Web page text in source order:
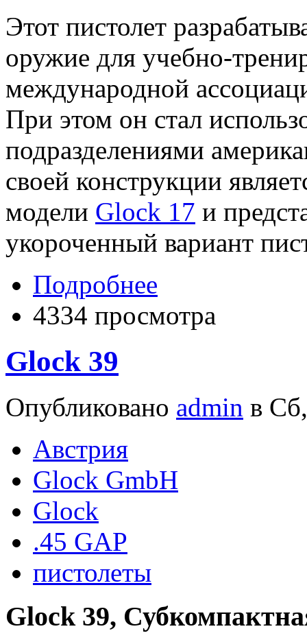
Этот пистолет
оружие для учебно-
международной
При этом он стал
подразделениями
своей конструкции
модели Glock 17 и
укороченный вариант
Подробнее
4334 просмотра
Glock 39
Опубликовано admin в
Австрия
Glock GmbH
Glock
.45 GAP
пистолеты
Glock 39,